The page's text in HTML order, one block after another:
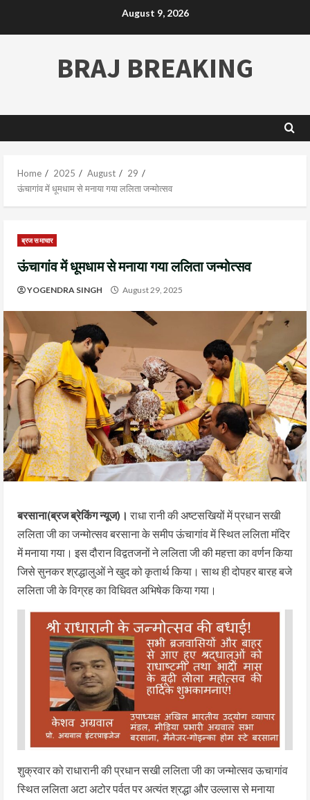
August 9, 2026
BRAJ BREAKING
Home 2025 August
29
ऊंचागांव में धूमधाम से मनाया गया ललिता जन्मोत्सव
ब्रज समाचार
ऊंचागांव में धूमधाम से मनाया गया ललिता जन्मोत्सव
YOGENDRA SINGH August 29, 2025
बरसाना(ब्रज ब्रेकिंग न्यूज)।राधा रानी की अष्टसखियों में प्रधान सखी
ललिता जी का जन्मोत्सव बरसाना के समीप ऊंचागांव में स्थित ललिता मंदिर
में मनाया गया। इस दौरान विद्वतजनों ने ललिता जी की महत्ता का वर्णन किया
जिसे सुनकर श्रद्धालुओं ने खुद को कृतार्थ किया। साथ ही दोपहर बारह बजे
ललिता जी के विग्रह का विधिवत अभिषेक किया गया।
शुक्रवार को राधारानी की प्रधान सखी ललिता जी का जन्मोत्सव ऊचागांव
स्थित ललिता अटा अटोर पर्वत पर अत्यंत श्रद्धा और उल्लास से मनाया